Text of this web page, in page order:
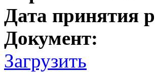
Дата принятия
Документ:
Загрузить